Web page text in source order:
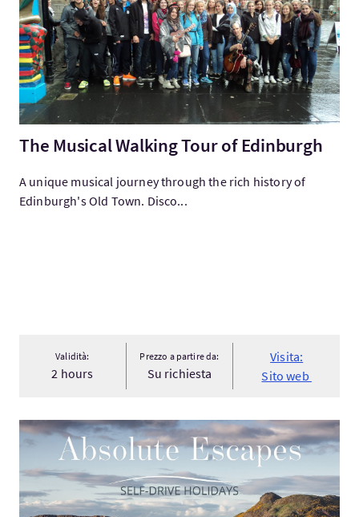
The Musical Walking Tour of Edinburgh
A unique musical journey through the rich history of
Edinburgh's Old Town. Disco...
Validità:
2 hours
Prezzo a partire da:
Su richiesta
Visita:
Sito web
Visita:Literary Scotland